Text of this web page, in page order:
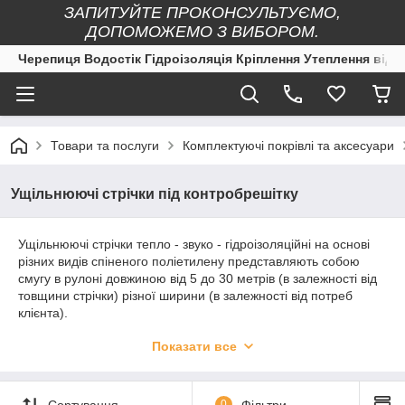
ЗАПИТУЙТЕ ПРОКОНСУЛЬТУЄМО,
ДОПОМОЖЕМО З ВИБОРОМ.
Черепиця Водостік Гідроізоляція Кріплення Утеплення
Товари та послуги Комплектуючі покрівлі та аксесуари
Ущільнюючі стрічки під контробрешітку
Ущільнюючі стрічки тепло - звуко - гідроізоляційні на основі
різних видів спіненого поліетилену представляють собою
смугу в рулоні довжиною від 5 до 30 метрів (в залежності від
товщини стрічки) різної ширини (в залежності від потреб
клієнта).
гідроізоляційних стрічок:
- матеріал основи – газоспінений поліетилен НПЕ,
хімічноспінений - ППЕ НХ, фізичноспінений – ППЕ;
Показати все